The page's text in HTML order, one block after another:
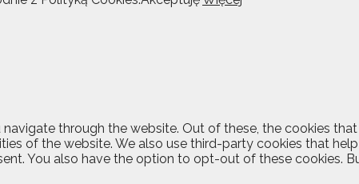
through the website. Out of these, the cookies
of the website. We also use third-party cookies that
You also have the option to opt-out of these cookies.